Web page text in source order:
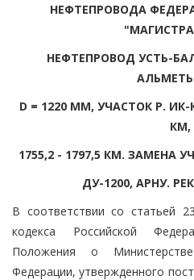
НЕФТЕПРОВОДА
НЕФТЕПРОВОД УСТЬ-
D = 1220 ММ, УЧАСТОК Р. ИК-
КМ,
1755,2 - 1797,5 КМ. ЗАМЕНА
ДУ-1200, АРНУ.
В соответствии со статьей
кодекса Российской
Положения о
Федерации, утвержденного